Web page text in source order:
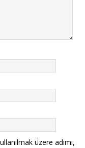
üzere adımı,